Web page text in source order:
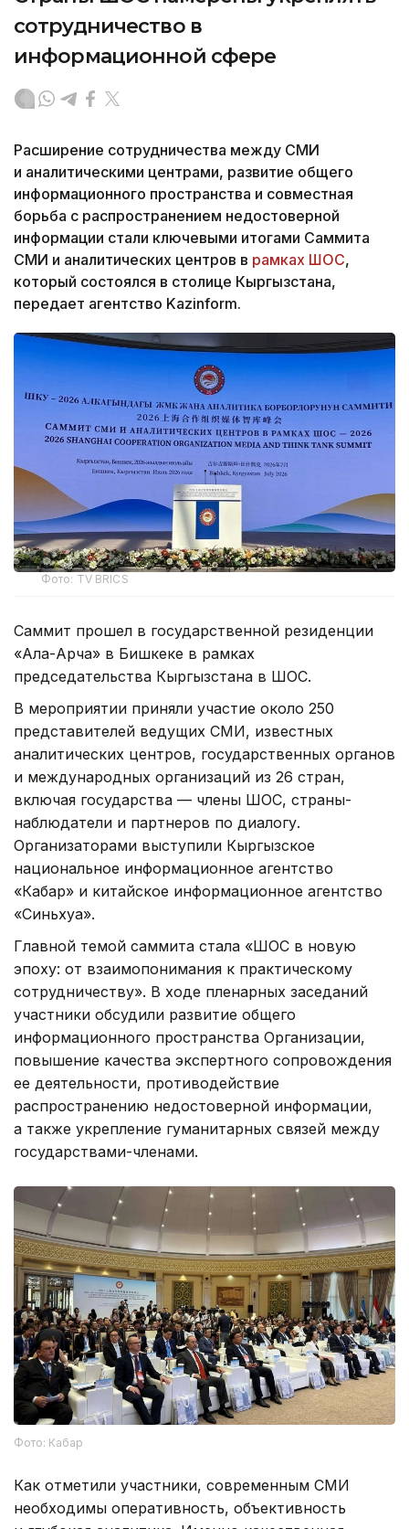
сотрудничество в
информационной сфере
Расширение сотрудничества между СМИ
и аналитическими центрами, развитие общего
информационного пространства и совместная
борьба с распространением недостоверной
информации стали ключевыми итогами Саммита
СМИ и аналитических центров в рамках ШОС,
который состоялся в столице Кыргызстана,
передает агентство Kazinform.
Фото: TV BRICS
Саммит прошел в государственной резиденции
«Ала-Арча» в Бишкеке в рамках
председательства Кыргызстана в ШОС.
В мероприятии приняли участие около 250
представителей ведущих СМИ, известных
аналитических центров, государственных органов
и международных организаций из 26 стран,
включая государства — члены ШОС, страны-
наблюдатели и партнеров по диалогу.
Организаторами выступили Кыргызское
национальное информационное агентство
«Кабар» и китайское информационное агентство
«Синьхуа».
Главной темой саммита стала «ШОС в новую
эпоху: от взаимопонимания к практическому
сотрудничеству». В ходе пленарных заседаний
участники обсудили развитие общего
информационного пространства Организации,
повышение качества экспертного сопровождения
ее деятельности, противодействие
распространению недостоверной информации,
а также укрепление гуманитарных связей между
государствами-членами.
Фото: Кабар
Как отметили участники, современным СМИ
необходимы оперативность, объективность